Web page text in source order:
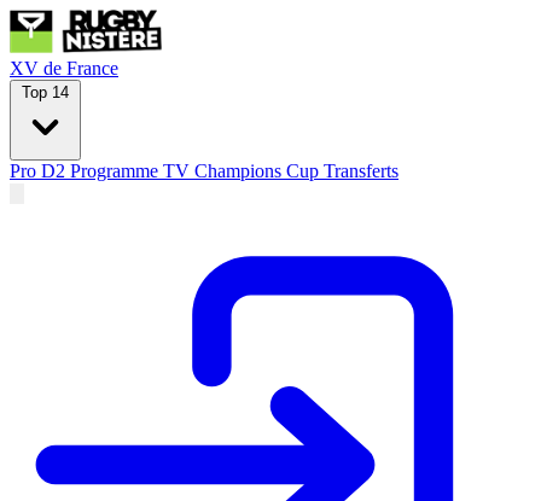
XV de France
Top 14
Pro D2 Programme TV Champions Cup Transferts